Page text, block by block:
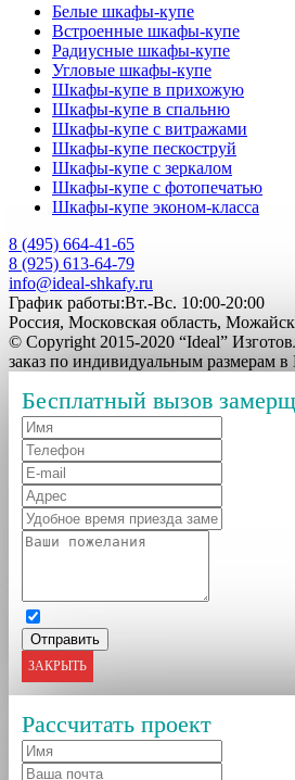
Белые шкафы-купе
Встроенные шкафы-купе
Радиусные шкафы-купе
Угловые шкафы-купе
Шкафы-купе в прихожую
Шкафы-купе в спальню
Шкафы-купе с витражами
Шкафы-купе пескоструй
Шкафы-купе с зеркалом
Шкафы-купе с фотопечатью
Шкафы-купе эконом-класса
8 (495) 664-41-65
8 (925) 613-64-79
info@ideal-shkafy.ru
График работы:Вт.-Вс. 10:00-20:00
Россия, Московская область,
© Copyright 2015-2020 “Ideal”
заказ по индивидуальным размерам
Бесплатный вызов
ЗАКРЫТЬ
Рассчитать проект